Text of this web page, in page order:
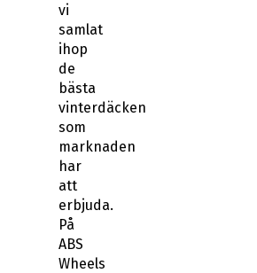
vi
samlat
ihop
de
bästa
vinterdäcken
som
marknaden
har
att
erbjuda.
På
ABS
Wheels